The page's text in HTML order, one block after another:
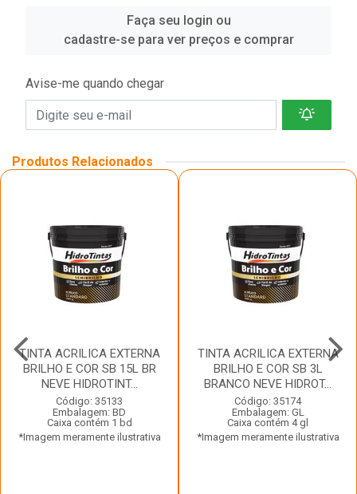
Faça seu login ou
cadastre-se para ver preços e comprar
Avise-me quando chegar
Produtos Relacionados
TINTA ACRILICA EXTERNA
BRILHO E COR SB 15L BR
NEVE HIDROTINT...
Código: 35133
Embalagem: BD
Caixa contém 1 bd
*Imagem meramente ilustrativa
TINTA ACRILICA EXTERNA
BRILHO E COR SB 3L
BRANCO NEVE HIDROT...
Código: 35174
Embalagem: GL
Caixa contém 4 gl
*Imagem meramente ilustrativa